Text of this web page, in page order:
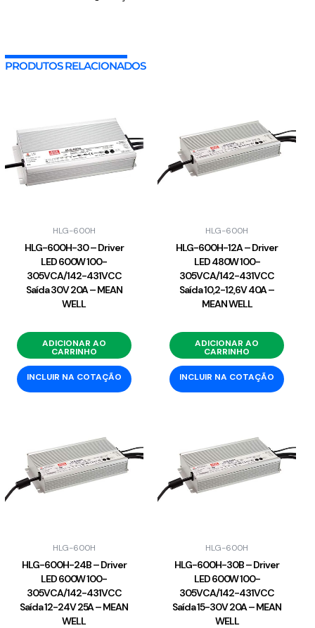
PRODUTOS RELACIONADOS
HLG-600H
HLG-600H-30 – Driver
LED 600W 100-
305VCA/142-431VCC
Saída 30V 20A – MEAN
WELL
ADICIONAR AO
CARRINHO
INCLUIR NA COTAÇÃO
HLG-600H
HLG-600H-12A – Driver
LED 480W 100-
305VCA/142-431VCC
Saída 10,2-12,6V 40A –
MEAN WELL
ADICIONAR AO
CARRINHO
INCLUIR NA COTAÇÃO
HLG-600H
HLG-600H-24B – Driver
LED 600W 100-
305VCA/142-431VCC
Saída 12-24V 25A – MEAN
WELL
HLG-600H
HLG-600H-30B – Driver
LED 600W 100-
305VCA/142-431VCC
Saída 15-30V 20A – MEAN
WELL